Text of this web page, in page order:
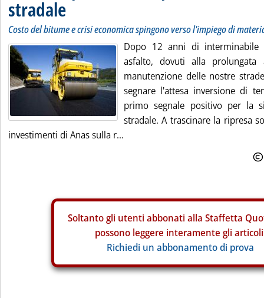
stradale
Costo del bitume e crisi economica spingono verso l'impiego di
Dopo 12 anni di
asfalto, dovuti alla
manutenzione delle nostre
segnare l'attesa inversione di
primo segnale positivo per la
stradale. A trascinare la ripresa
investimenti di Anas sulla r...
Soltanto gli utenti abbonati alla Staffetta
possono leggere interamente gli
Richiedi un abbonamento di prova